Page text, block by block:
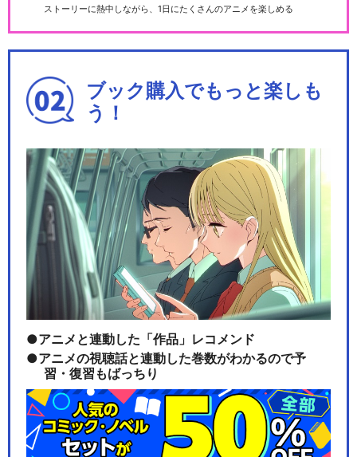
ストーリーに熱中しながら、1日にたくさんのアニメを楽しめる
ブック購入でもっと楽しも
う！
アニメと連動した「作品」レコメンド
アニメの視聴話と連動した巻数がわかるので予
習・復習もばっちり